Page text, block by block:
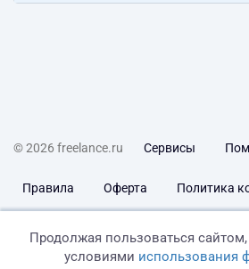
© 2026 freelance.ru Сервисы
Правила Оферта Политика
Продолжая пользоваться
условиями использования